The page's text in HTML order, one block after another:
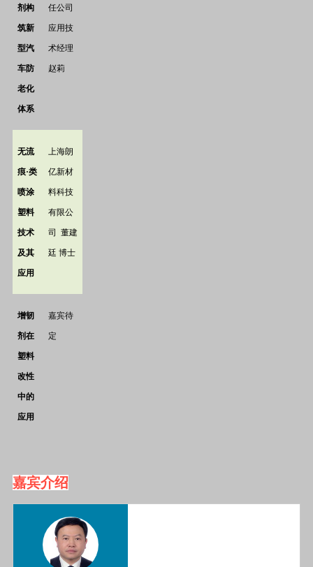
剂构
筑新
型汽
车防
老化
体系
任公司
应用技
术经理
赵莉
无流
痕·类
喷涂
塑料
技术
及其
应用
上海朗
亿新材
料科技
有限公
司 董建
廷 博士
增韧
剂在
塑料
改性
中的
应用
嘉宾待
定
嘉宾介绍